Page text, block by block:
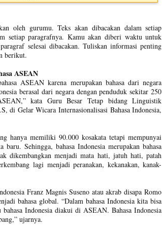
oleh gurumu. Teks akan dibacakan dalam setiap
setiap paragrafnya. Kamu akan diberi waktu untuk
selesai dibacakan. Tuliskan informasi penting
berikut.
ASEAN
ASEAN karena merupakan bahasa dari negara
berasal dari negara dengan penduduk sekitar 250
kata Guru Besar Tetap bidang Linguistik
di Gelar Wicara Internasionalisasi Bahasa Indonesia,
hanya memiliki 90.000 kosakata tetapi mempunyai
Sehingga, bahasa Indonesia merupakan bahasa
dikembangkan menjadi mata hati, jatuh hati, patah
lagi menjadi peranakan, kekanakan, kanak-
Franz Magnis Suseno atau akrab disapa Romo
bahasa global. “Dalam bahasa Indonesia kita bisa
Indonesia diakui di ASEAN. Bahasa Indonesia
ujarnya.